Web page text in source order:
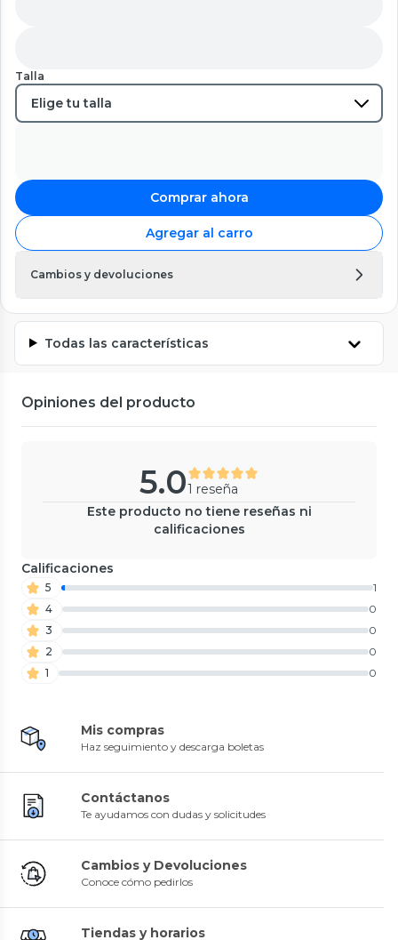
Talla
Comprar ahora
Agregar al carro
Cambios y devoluciones
Todas las características
Opiniones del producto
5.01 reseña
Este producto no tiene reseñas ni
calificaciones
Calificaciones
5
1
4
0
3
0
2
0
1
0
Mis compras
Haz seguimiento y descarga boletas
Contáctanos
Te ayudamos con dudas y solicitudes
Cambios y Devoluciones
Conoce cómo pedirlos
Tiendas y horarios